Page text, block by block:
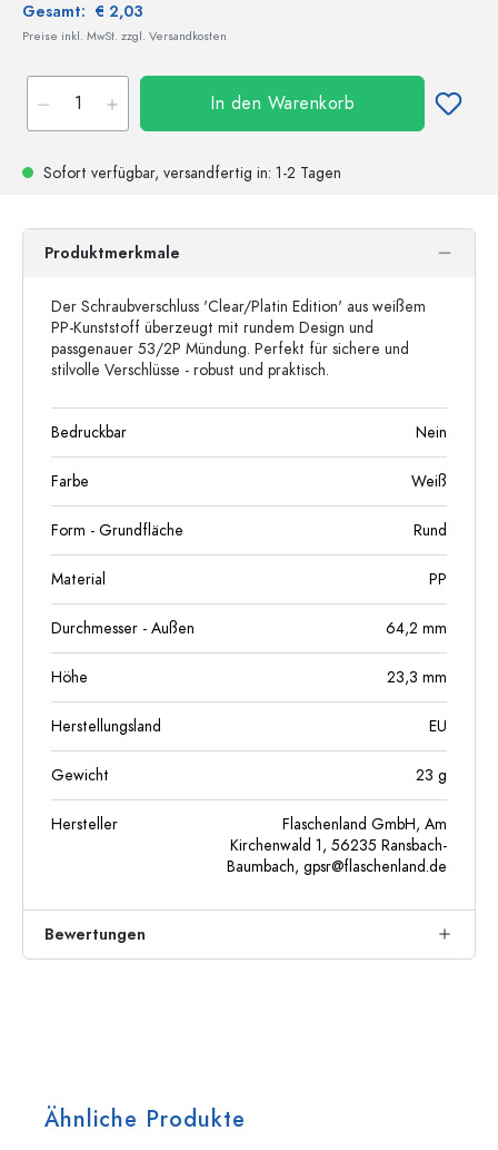
Gesamt: € 2,03
Preise inkl. MwSt. zzgl. Versandkosten
In den Warenkorb
Sofort verfügbar, versandfertig in: 1-2 Tagen
Produktmerkmale
Der Schraubverschluss 'Clear/Platin Edition' aus weißem
PP-Kunststoff überzeugt mit rundem Design und
passgenauer 53/2P Mündung. Perfekt für sichere und
stilvolle Verschlüsse - robust und praktisch.
Bedruckbar Nein
Farbe Weiß
Form - Grundfläche Rund
Material PP
Durchmesser - Außen 64,2 mm
Höhe 23,3 mm
Herstellungsland EU
Gewicht 23 g
Hersteller
Flaschenland GmbH, Am
Kirchenwald 1, 56235 Ransbach-
Baumbach, gpsr@flaschenland.de
Bewertungen
Ähnliche Produkte